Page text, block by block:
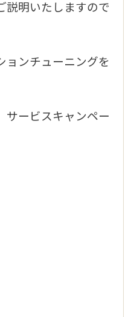
説明いたしますので
ンチューニングを
ービスキャンペー